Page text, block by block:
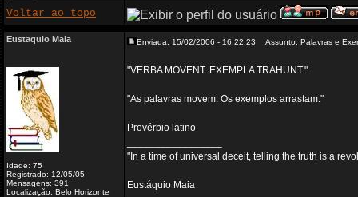
Voltar ao topo
Eustaquio Maia
Idade: 75
Registrado: 12/05/05
Mensagens: 391
Localização: Belo Horizonte
Enviada: 15/02/2006 - 16:22:23 Assunto: Palavras e
"VERBA MOVENT. EXEMPLA TRAHUNT."
"As palavras movem. Os exemplos arrastam."
Provérbio latino
"In a time of universal deceit, telling the truth is a
Eustáquio Maia